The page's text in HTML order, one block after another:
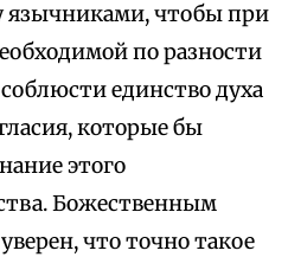
язычниками, чтобы при
по разности
единство духа
которые бы
этого
Божественным
что точно такое